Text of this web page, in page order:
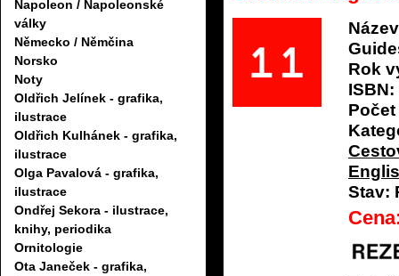
Napoleon / Napoleonské
války
Německo / Němčina
Norsko
Noty
Oldřich Jelínek - grafika,
ilustrace
Oldřich Kulhánek - grafika,
ilustrace
Olga Pavalová - grafika,
ilustrace
Ondřej Sekora - ilustrace,
knihy, periodika
Ornitologie
Ota Janeček - grafika,
Rok
ISBN:
Stav: